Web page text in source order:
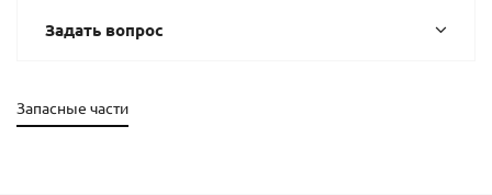
Задать вопрос
Запасные части